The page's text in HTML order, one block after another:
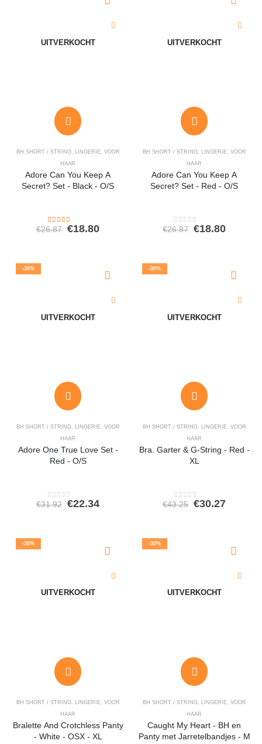
UITVERKOCHT
BH SHORT / STRING, LINGERIE, VOOR
HAAR
Adore Can You Keep A
Secret? Set - Black - O/S
4.00out of 5
€26.87 Oorspronkelijke
€18.80Huidige
UITVERKOCHT
BH SHORT / STRING, LINGERIE, VOOR
HAAR
Adore Can You Keep A
Secret? Set - Red - O/S
0out of 5
€26.87 €18.80
-30%
UITVERKOCHT
BH SHORT / STRING, LINGERIE, VOOR
HAAR
Adore One True Love Set -
Red - O/S
0out of 5
€31.92 Oorspronkelijke
€22.34Huidige
-30%
UITVERKOCHT
BH SHORT / STRING, LINGERIE, VOOR
HAAR
Bra. Garter & G-String - Red -
XL
0out of 5
€43.25 €30.27
-30%
UITVERKOCHT
BH SHORT / STRING, LINGERIE, VOOR
HAAR
Bralette And Crotchless Panty
- White - OSX - XL
-30%
UITVERKOCHT
BH SHORT / STRING, LINGERIE, VOOR
HAAR
Caught My Heart - BH en
Panty met Jarretelbandjes - M